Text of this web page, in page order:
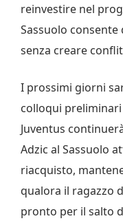
reinvestire nel
Sassuolo
senza creare
I prossimi giorni
colloqui
Juventus
Adzic al Sassuolo
riacquisto,
qualora il ragazzo
pronto per il salto